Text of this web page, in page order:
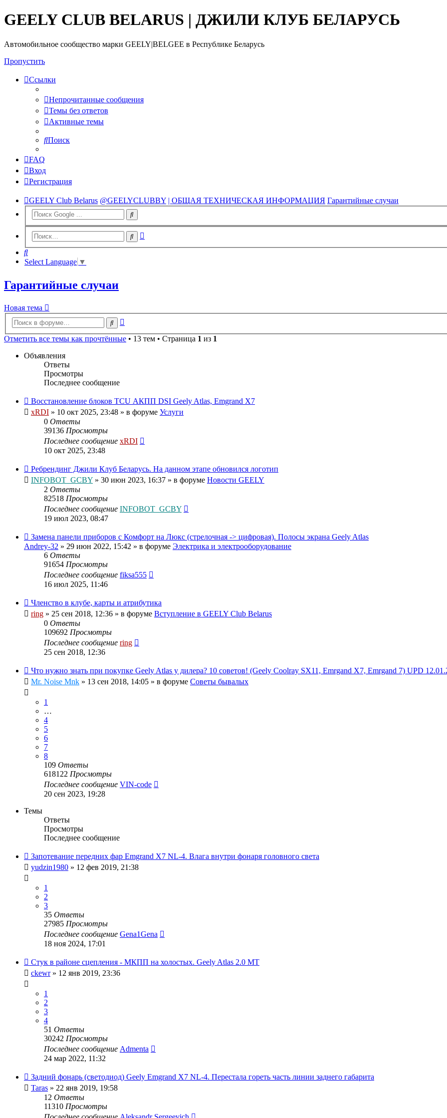
GEELY CLUB BELARUS | ДЖИЛИ КЛУБ БЕЛАРУСЬ
Автомобильное сообщество марки GEELY|BELGEE в Республике Беларусь
Пропустить
Ссылки
Непрочитанные сообщения
Темы без ответов
Активные темы
Поиск
FAQ
Вход
Регистрация
GEELY Club Belarus @GEELYCLUBBY | ОБЩАЯ ТЕХНИЧЕСКАЯ ИНФОРМАЦИЯ Гарантийные случаи
Поиск
Поиск
Select Language ▼
Гарантийные случаи
Новая тема
Поиск
Отметить все темы как прочтённые • 13 тем • Страница 1 из 1
Объявления
Ответы
Просмотры
Последнее сообщение
Восстановление блоков TCU АКПП DSI Geely Atlas, Emgrand X7
xRDI » 10 окт 2025, 23:48 » в форуме Услуги
0 Ответы
39136 Просмотры
Последнее сообщение xRDI
10 окт 2025, 23:48
Ребрендинг Джили Клуб Беларусь. На данном этапе обновился логотип
INFOBOT_GCBY » 30 июн 2023, 16:37 » в форуме Новости GEELY
2 Ответы
82518 Просмотры
Последнее сообщение INFOBOT_GCBY
19 июл 2023, 08:47
Замена панели приборов с Комфорт на Люкс (стрелочная -> цифровая). Полосы экрана Geely Atlas
Andrey-32 » 29 июн 2022, 15:42 » в форуме Электрика и электрооборудование
6 Ответы
91654 Просмотры
Последнее сообщение fiksa555
16 июл 2025, 11:46
Членство в клубе, карты и атрибутика
ring » 25 сен 2018, 12:36 » в форуме Вступление в GEELY Club Belarus
0 Ответы
109692 Просмотры
Последнее сообщение ring
25 сен 2018, 12:36
Что нужно знать при покупке Geely Atlas у дилера? 10 советов! (Geely Coolray SX11, Emrgand X7, Emrgand 7) UPD
Mr. Noise Mnk » 13 сен 2018, 14:05 » в форуме Советы бывалых
1
…
4
5
6
7
8
109 Ответы
618122 Просмотры
Последнее сообщение VIN-code
20 сен 2023, 19:28
Темы
Ответы
Просмотры
Последнее сообщение
Запотевание передних фар Emgrand X7 NL-4. Влага внутри фонаря головного света
yudzin1980 » 12 фев 2019, 21:38
1
2
3
35 Ответы
27985 Просмотры
Последнее сообщение Gena1Gena
18 ноя 2024, 17:01
Стук в районе сцепления - МКПП на холостых. Geely Atlas 2.0 MT
ckewr» 12 янв 2019, 23:36
1
2
3
4
51 Ответы
30242 Просмотры
Последнее сообщение Admenta
24 мар 2022, 11:32
Задний фонарь (светодиод) Geely Emgrand X7 NL-4. Перестала гореть часть линии заднего габарита
Taras » 22 янв 2019, 19:58
12 Ответы
11310 Просмотры